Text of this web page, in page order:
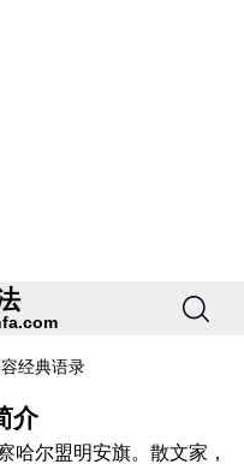
经典语录
介
哈尔盟明安旗。散文家，